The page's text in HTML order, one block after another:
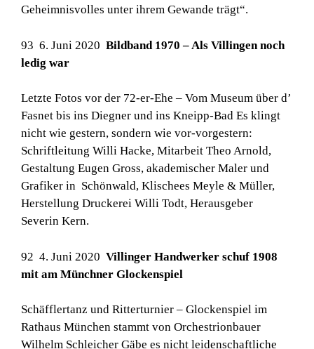
Geheimnisvolles unter ihrem Gewande trägt“.
93 6. Juni 2020 Bildband 1970 – Als Villingen noch
ledig war
Letzte Fotos vor der 72-er-Ehe – Vom Museum über d’
Fasnet bis ins Diegner und ins Kneipp-Bad Es klingt
nicht wie gestern, sondern wie vor-vorgestern:
Schriftleitung Willi Hacke, Mitarbeit Theo Arnold,
Gestaltung Eugen Gross, akademischer Maler und
Grafiker in Schönwald, Klischees Meyle & Müller,
Herstellung Druckerei Willi Todt, Herausgeber
Severin Kern.
92 4. Juni 2020 Villinger Handwerker schuf 1908
mit am Münchner Glockenspiel
Schäfflertanz und Ritterturnier – Glockenspiel im
Rathaus München stammt von Orchestrionbauer
Wilhelm Schleicher Gäbe es nicht leidenschaftliche